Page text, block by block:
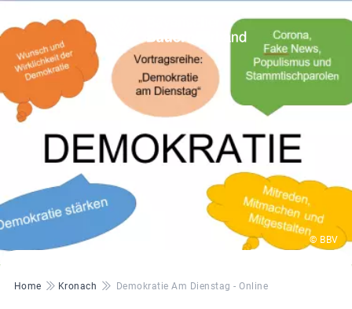
© BBV
Pfadnavigation
Home Kronach Demokratie Am Dienstag - Online